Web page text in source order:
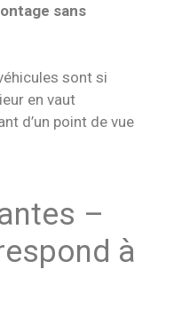
sans
sont si
en vaut
d’un point de vue
–
à